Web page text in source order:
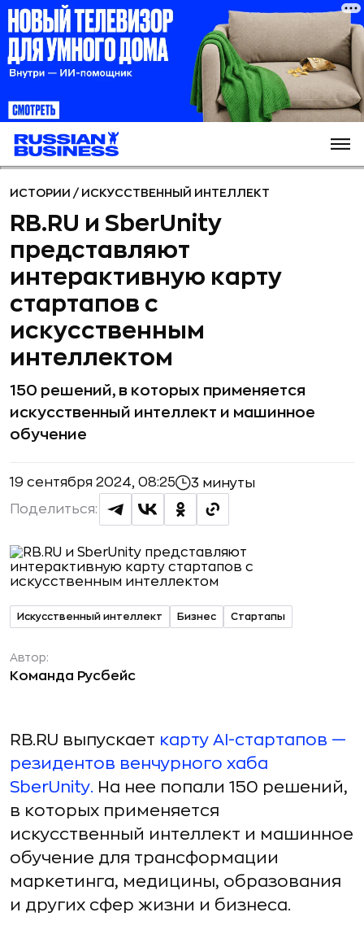
ИСТОРИИ / ИСКУССТВЕННЫЙ ИНТЕЛЛЕКТ
RB.RU и SberUnity
представляют
интерактивную карту
стартапов с
искусственным
интеллектом
150 решений, в которых применяется
искусственный интеллект и машинное
обучение
19 сентября 2024, 08:25 3 минуты
Поделиться:
Искусственный интеллект Бизнес Стартапы
Автор:
Команда Русбейс
RB.RU выпускает карту AI-стартапов —
резидентов венчурного хаба
SberUnity. На нее попали 150 решений,
в которых применяется
искусственный интеллект и машинное
обучение для трансформации
маркетинга, медицины, образования
и других сфер жизни и бизнеса.